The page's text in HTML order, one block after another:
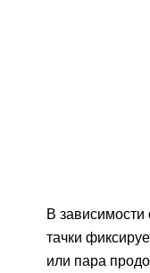
В зависимости
тачки
или пара